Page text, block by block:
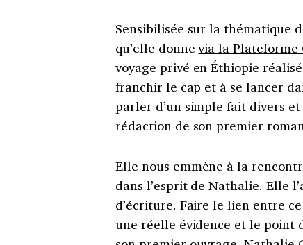
Sensibilisée sur la thématique
qu’elle donnevia la Plateforme
voyage privé en Éthiopie
franchir le cap et à se lancer
parler d’un simple fait divers
rédaction de son premier
Elle nous emmène à la
dans l’esprit de Nathalie. Elle
d’écriture. Faire le lien entre
une réelle évidence et le point